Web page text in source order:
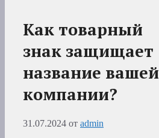
Как товарный
знак защищает
название вашей
компании?
31.07.2024 от admin